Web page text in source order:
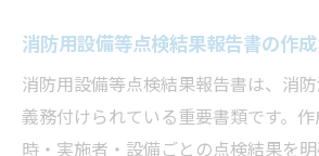
消防用設備等点検結果報告書の作
消防用設備等点検結果報告書は、消
義務付けられている重要書類です。